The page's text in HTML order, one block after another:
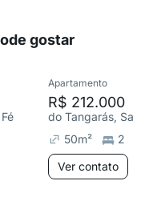
gostar
Apartamento
R$ 212.000
do Tangarás, Santa
50m² 2
Ver contato